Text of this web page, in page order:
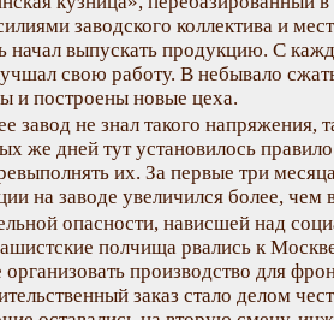
заводского коллектива и
начал выпускать продукцию. С
свою работу. В небывало
и построены новые цеха.
завод не знал такого напряжения,
же дней тут установилось
их. За первые три
на заводе увеличился более, чем
опасности, нависшей над
полчища рвались к
производство для
заказ стало делом